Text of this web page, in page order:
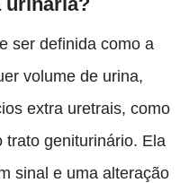
ser definida como a
volume de urina,
extra uretrais, como
trato geniturinário. Ela
sinal e uma alteração